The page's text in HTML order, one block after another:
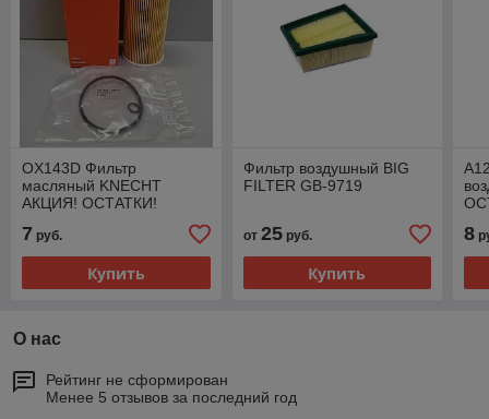
OX143D Фильтр
масляный KNECHT
АКЦИЯ! ОСТАТКИ!
7 руб.
Купить
Фильтр воздушный BIG
FILTER GB-9719
от 25руб.
Купить
8
О нас
Рейтинг не сформирован
Менее 5 отзывов за последний год